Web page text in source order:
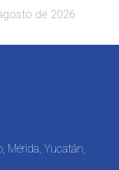
de 2026
Mérida, Yucatán,